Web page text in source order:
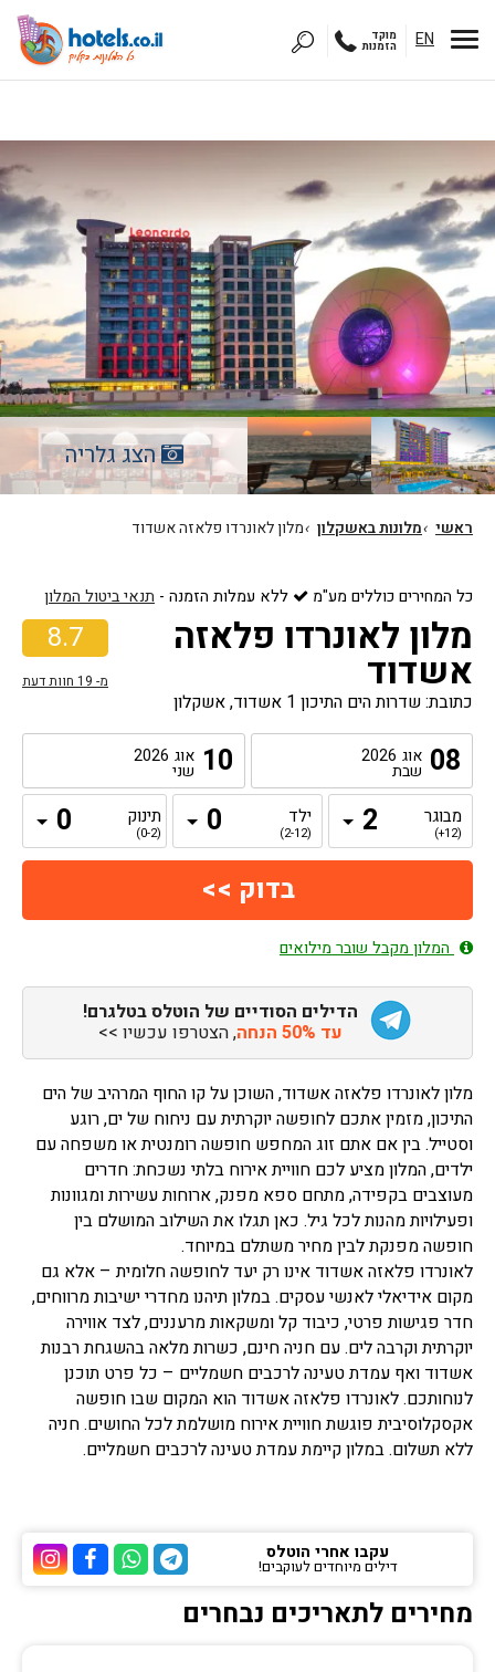
EN מוקד
הזמנות
הצג גלריה
ראשי ›מלונות באשקלון ›מלון לאונרדו פלאזה אשדוד
כל המחירים כוללים מע"מ ללא עמלות הזמנה - תנאי ביטול המלון
8.7
מ- 19 חוות דעת
מלון לאונרדו פלאזה
אשדוד
כתובת: שדרות הים התיכון 1 אשדוד, אשקלון
08 אוג 2026
שבת 10 אוג 2026
שני
מבוגר
(12+)
ילד
(2-12)
תינוק
(0-2)
המלון מקבל שובר מילואים
הדילים הסודיים של הוטלס בטלגרם!
עד 50% הנחה , הצטרפו עכשיו >>
מלון לאונרדו פלאזה אשדוד, השוכן על קו החוף המרהיב של הים
התיכון, מזמין אתכם לחופשה יוקרתית עם ניחוח של ים, רוגע
וסטייל. בין אם אתם זוג המחפש חופשה רומנטית או משפחה עם
ילדים, המלון מציע לכם חוויית אירוח בלתי נשכחת: חדרים
מעוצבים בקפידה, מתחם ספא מפנק, ארוחות עשירות ומגוונות
ופעילויות מהנות לכל גיל. כאן תגלו את השילוב המושלם בין
חופשה מפנקת לבין מחיר משתלם במיוחד.
לאונרדו פלאזה אשדוד אינו רק יעד לחופשה חלומית – אלא גם
מקום אידיאלי לאנשי עסקים. במלון תיהנו מחדרי ישיבות מרווחים,
חדר פגישות פרטי, כיבוד קל ומשקאות מרעננים, לצד אווירה
יוקרתית וקרבה לים. עם חניה חינם, כשרות מלאה בהשגחת רבנות
אשדוד ואף עמדת טעינה לרכבים חשמליים – כל פרט תוכנן
לנוחותכם. לאונרדו פלאזה אשדוד הוא המקום שבו חופשה
אקסקלוסיבית פוגשת חוויית אירוח מושלמת לכל החושים. חניה
ללא תשלום. במלון קיימת עמדת טעינה לרכבים חשמליים.
ערוץ ערוץ
ערוץ הוואטסאפ של
ערוץ הטלגרם של הוטלס
עקבו אחרי הוטלס
דילים מיוחדים לעוקבים!
מחירים לתאריכים נבחרים